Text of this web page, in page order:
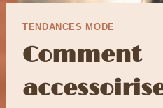
TENDANCES MODE
Comment